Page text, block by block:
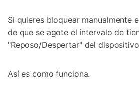
Si quieres bloquear manualmente
de que se agote el intervalo de
"Reposo/Despertar" del
Así es como funciona.